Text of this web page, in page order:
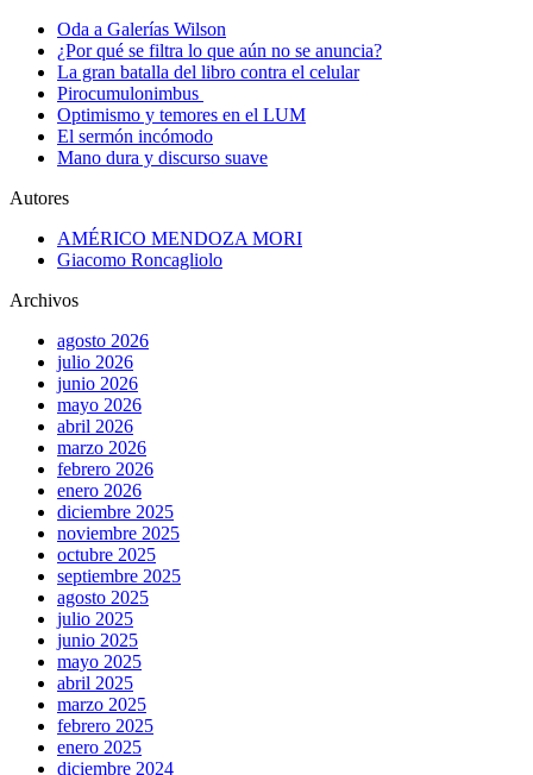
Oda a Galerías Wilson
¿Por qué se filtra lo que aún no se anuncia?
La gran batalla del libro contra el celular
Pirocumulonimbus
Optimismo y temores en el LUM
El sermón incómodo
Mano dura y discurso suave
Autores
AMÉRICO MENDOZA MORI
Giacomo Roncagliolo
Archivos
agosto 2026
julio 2026
junio 2026
mayo 2026
abril 2026
marzo 2026
febrero 2026
enero 2026
diciembre 2025
noviembre 2025
octubre 2025
septiembre 2025
agosto 2025
julio 2025
junio 2025
mayo 2025
abril 2025
marzo 2025
febrero 2025
enero 2025
diciembre 2024